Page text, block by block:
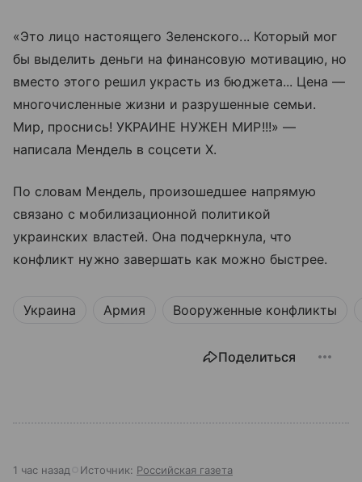
«Это лицо настоящего Зеленского... Который мог
бы выделить деньги на финансовую мотивацию, но
вместо этого решил украсть из бюджета... Цена —
многочисленные жизни и разрушенные семьи.
Мир, проснись! УКРАИНЕ НУЖЕН МИР!!!» —
написала Мендель в соцсети X.
По словам Мендель, произошедшее напрямую
связано с мобилизационной политикой
украинских властей. Она подчеркнула, что
конфликт нужно завершать как можно быстрее.
Украина Армия Вооруженные конфликты
Поделиться
1 час назад Источник: Российская газета